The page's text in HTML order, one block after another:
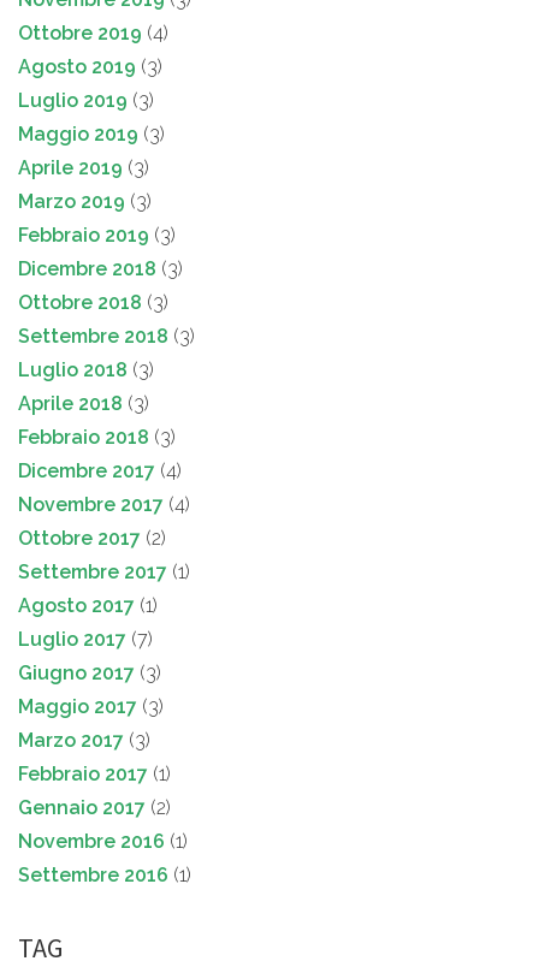
Ottobre 2019 (4)
Agosto 2019 (3)
Luglio 2019 (3)
Maggio 2019 (3)
Aprile 2019 (3)
Marzo 2019 (3)
Febbraio 2019 (3)
Dicembre 2018 (3)
Ottobre 2018 (3)
Settembre 2018 (3)
Luglio 2018 (3)
Aprile 2018 (3)
Febbraio 2018 (3)
Dicembre 2017 (4)
Novembre 2017 (4)
Ottobre 2017 (2)
Settembre 2017 (1)
Agosto 2017 (1)
Luglio 2017 (7)
Giugno 2017 (3)
Maggio 2017 (3)
Marzo 2017 (3)
Febbraio 2017 (1)
Gennaio 2017 (2)
Novembre 2016 (1)
Settembre 2016 (1)
TAG